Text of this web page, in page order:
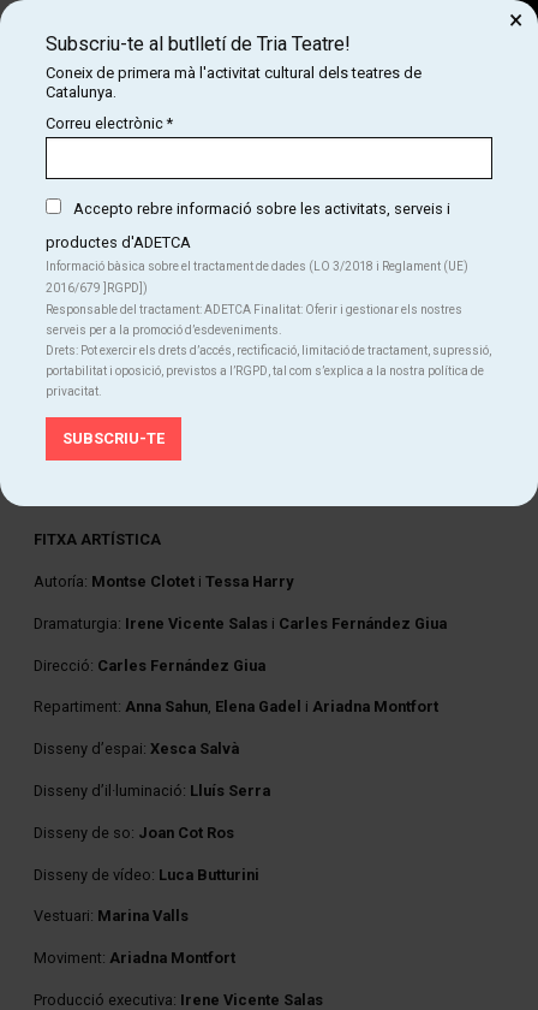
CARTELLERA
ELS OBJECTES FLOTANTS (DESPRÉS DE LA
Finalitzat
Del dc. 21.01.26 al dg. 15.02.26
Teatre Akadèmia
Durada:85 min
Teatre
Idiomes
FITXA ARTÍSTICA
Autoría: Montse Clotet i Tessa Harry
Dramaturgia: Irene Vicente Salas i Carles Fernández Giua
Direcció: Carles Fernández Giua
Repartiment: Anna Sahun, Elena Gadel i Ariadna Montfort
Disseny d’espai: Xesca Salvà
Disseny d’il·luminació: Lluís Serra
Disseny de so: Joan Cot Ros
Disseny de vídeo: Luca Butturini
Vestuari: Marina Valls
Moviment: Ariadna Montfort
Producció executiva: Irene Vicente Salas
Subscriu-te al butlletí de Tria Teatre!
Coneix de primera mà l'activitat cultural dels teatres de
Catalunya.
Correu electrònic*
Accepto rebre informació sobre les activitats, serveis i
productes d'ADETCA
Informació bàsica sobre el tractament de dades (LO 3/2018 i Reglament (UE)
2016/679 ]RGPD])
Responsable del tractament: ADETCA Finalitat: Oferir i gestionar els nostres
serveis per a la promoció d’esdeveniments.
Drets: Pot exercir els drets d’accés, rectificació, limitació de tractament, supressió,
portabilitat i oposició, previstos a l’RGPD, tal com s’explica a la nostra política de
privacitat.
×